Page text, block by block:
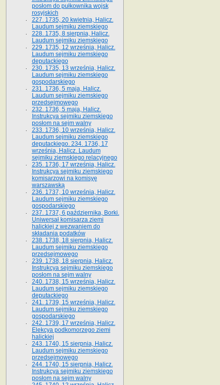
posłom do pułkownika wojsk
rosyjskich
227. 1735, 20 kwietnia, Halicz.
Laudum sejmiku ziemskiego
228. 1735, 8 sierpnia, Halicz.
Laudum sejmiku ziemskiego
229. 1735, 12 września, Halicz.
Laudum sejmiku ziemskiego
deputackiego
230. 1735, 13 września, Halicz.
Laudum sejmiku ziemskiego
gospodarskiego
231. 1736, 5 maja, Halicz.
Laudum sejmiku ziemskiego
przedsejmowego
232. 1736, 5 maja, Halicz.
Instrukcya sejmiku ziemskiego
posłom na sejm walny
233. 1736, 10 września, Halicz.
Laudum sejmiku ziemskiego
deputackiego. 234. 1736, 17
września, Halicz. Laudum
sejmiku ziemskiego relacyjnego
235. 1736, 17 września, Halicz.
Instrukcya sejmiku ziemskiego
komisarzowi na komisyę
warszawską
236. 1737, 10 września, Halicz.
Laudum sejmiku ziemskiego
gospodarskiego
237. 1737, 6 października, Borki.
Uniwersał komisarza ziemi
halickiej z wezwaniem do
składania podatków
238. 1738, 18 sierpnia, Halicz.
Laudum sejmiku ziemskiego
przedsejmowego
239. 1738, 18 sierpnia, Halicz.
Instrukcya sejmiku ziemskiego
posłom na sejm walny
240. 1738, 15 września, Halicz.
Laudum sejmiku ziemskiego
deputackiego
241. 1739, 15 września, Halicz.
Laudum sejmiku ziemskiego
gospodarskiego
242. 1739, 17 września, Halicz.
Elekcya podkomorzego ziemi
halickiej
243. 1740, 15 sierpnia, Halicz.
Laudum sejmiku ziemskiego
przedsejmowego
244. 1740, 15 sierpnia, Halicz.
Instrukcya sejmiku ziemskiego
posłom na sejm walny